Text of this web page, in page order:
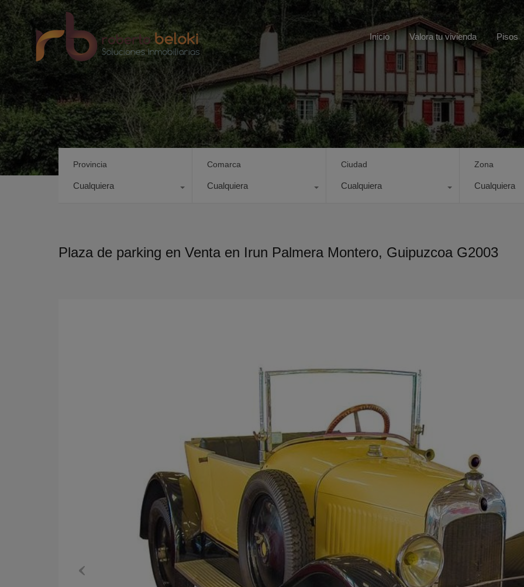
Inicio Valora tu vivienda Pisos
Provincia
Cualquiera
Comarca
Cualquiera
Ciudad
Cualquiera
Zona
Cualquiera
Plaza de parking en Venta en Irun Palmera Montero, Guipuzcoa G2003